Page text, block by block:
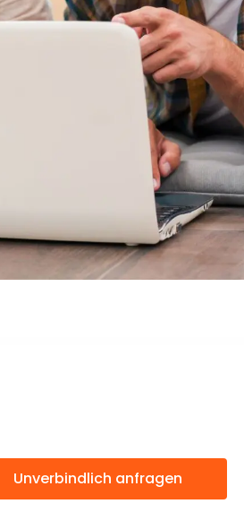
Unverbindlich anfragen